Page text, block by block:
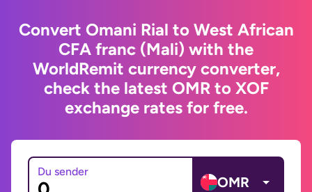
Convert Omani Rial to West African
CFA franc (Mali) with the
WorldRemit currency converter,
check the latest OMR to XOF
exchange rates for free.
Du sender
OMR